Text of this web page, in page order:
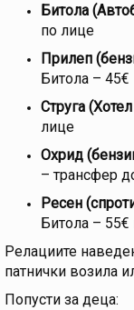
Битола
по лице
Прилеп
Битола – 45€
Струга
лице
Охрид
– трансфер
Ресен
Битола –
Релациите
патнички возила
Попусти за деца: